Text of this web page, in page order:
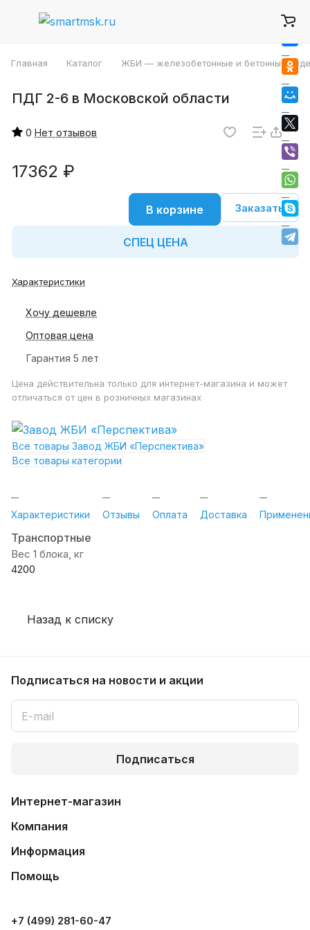
Главная Каталог ЖБИ — железобетонные и бетонные
ПДГ 2-6 в Московской области
0 Нет отзывов
17362 ₽
Заказать
В корзине
СПЕЦ ЦЕНА
Характеристики
Хочу дешевле
Оптовая цена
Гарантия 5 лет
Цена действительна только для интернет-магазина и может
отличаться от цен в розничных магазинах
Все товары Завод ЖБИ «Перспектива»
Все товары категории
Характеристики Отзывы Оплата Доставка
Транспортные
Вес 1 блока, кг
4200
Назад к списку
Подписаться на новости и акции
Подписаться
Интернет-магазин
Компания
Информация
Помощь
+7 (499) 281-60-47